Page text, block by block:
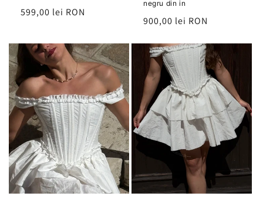
Preț
599,00 lei RON
negru din in
Preț
900,00 lei RON